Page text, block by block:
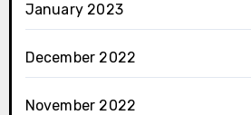
January 2023
December 2022
November 2022